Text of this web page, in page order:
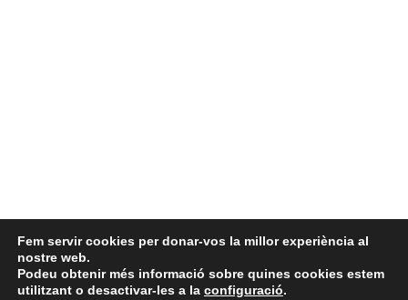
Temps del migdia
Fem servir cookies per donar-vos la millor experiència al
nostre web.
Podeu obtenir més informació sobre quines cookies estem
utilitzant o desactivar-les a la configuració.